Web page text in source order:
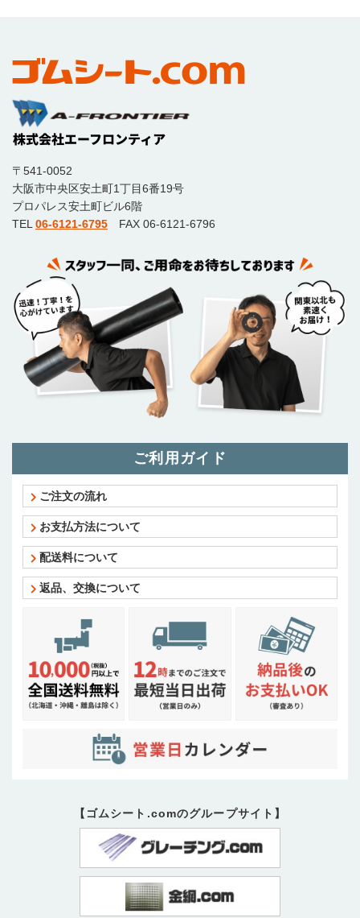
〒541-0052
大阪市中央区安土町1丁目6番19号
プロパレス安土町ビル6階
TEL 06-6121-6795 FAX 06-6121-6796
ご利用ガイド
ご注文の流れ
お支払方法について
配送料について
返品、交換について
【ゴムシート.comのグループサイト】